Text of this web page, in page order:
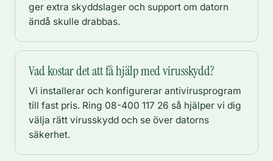
ger extra skyddslager och support om datorn
ändå skulle drabbas.
Vad kostar det att få hjälp med virusskydd?
Vi installerar och konfigurerar antivirusprogram
till fast pris. Ring 08-400 117 26 så hjälper vi dig
välja rätt virusskydd och se över datorns
säkerhet.